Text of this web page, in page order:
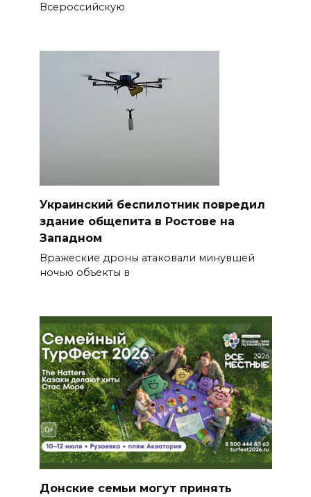
Всероссийскую
Украинский беспилотник повредил
здание общепита в Ростове на
Западном
Вражеские дроны атаковали минувшей
ночью объекты в
Донские семьи могут принять